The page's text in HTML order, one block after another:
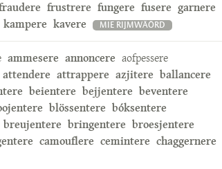
frustrere fungere fusere garnere
kampere kavere MIE RIJMWÄÖRD
ammesere annoncere aofpessere
attendere attrappere azjitere ballancere
beientere bejjentere beventere
blössentere bóksentere
breujentere bringentere broesjentere
camouflere cemintere chaggernere